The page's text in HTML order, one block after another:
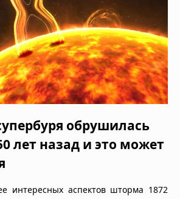
обрушилась
лет назад и это может
интересных аспектов шторма 1872